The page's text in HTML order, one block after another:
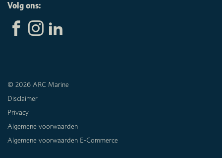
Volg ons:
© 2026 ARC Marine
Disclaimer
Privacy
Algemene voorwaarden
Algemene voorwaarden E-Commerce